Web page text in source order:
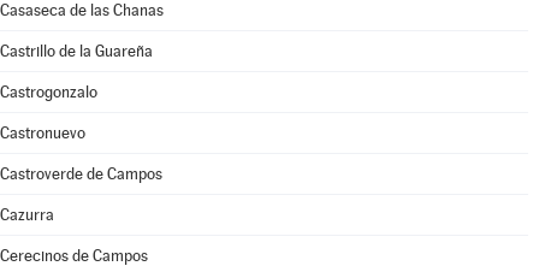
Casaseca de las Chanas
Castrillo de la Guareña
Castrogonzalo
Castronuevo
Castroverde de Campos
Cazurra
Cerecinos de Campos